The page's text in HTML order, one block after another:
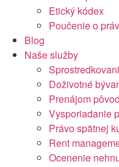
Etický kódex
Poučenie o
Blog
Naše služby
Doživotné
Prenájom
Vysporiadanie
Právo spätnej
Rent
Ocenenie